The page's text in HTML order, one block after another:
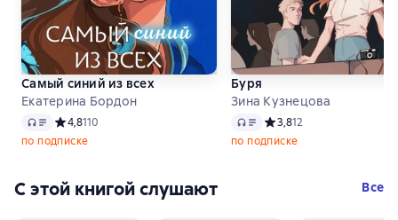
Самый синий из всех
Екатерина Бордон
Аудио Средний рейтинг 4,8 на основе 110 оценок
4,8110
по подписке
Буря
Зина Кузнецова
Аудио Средний рейтинг 3,8 на
3,812
по подписке
С этой книгой слушают Все